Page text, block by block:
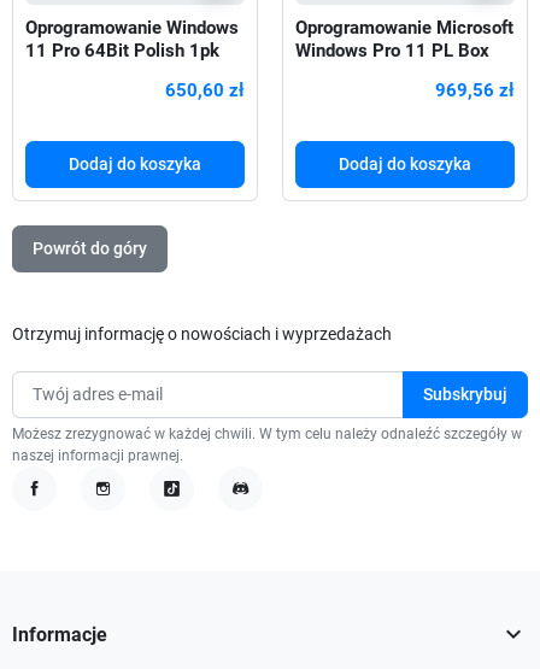
Oprogramowanie Windows
11 Pro 64Bit Polish 1pk
650,60 zł
Dodaj do koszyka
Oprogramowanie Microsoft
Windows Pro 11 PL Box
969,56 zł
Dodaj do koszyka
Powrót do góry
Otrzymuj informację o nowościach i wyprzedażach
Możesz zrezygnować w każdej chwili. W tym celu należy odnaleźć szczegóły w
naszej informacji prawnej.
Informacje 